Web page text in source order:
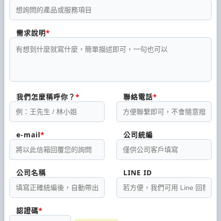
需求說明
我們怎麼稱呼你？ 聯絡電話
e-mail 公司統編
公司名稱 LINE ID
認證碼